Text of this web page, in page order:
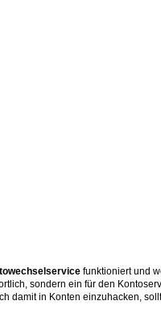
funktioniert und
sondern ein für den
damit in Konten einzuhacken,